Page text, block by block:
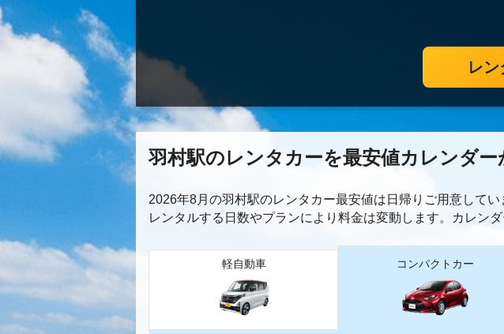
レ
羽村駅のレンタカーを最安値カレンダー
2026年8月の羽村駅のレンタカー最安値は日帰り ご用意してい
レンタルする日数やプランにより料金は変動します。カレン
軽自動車 コンパクトカー